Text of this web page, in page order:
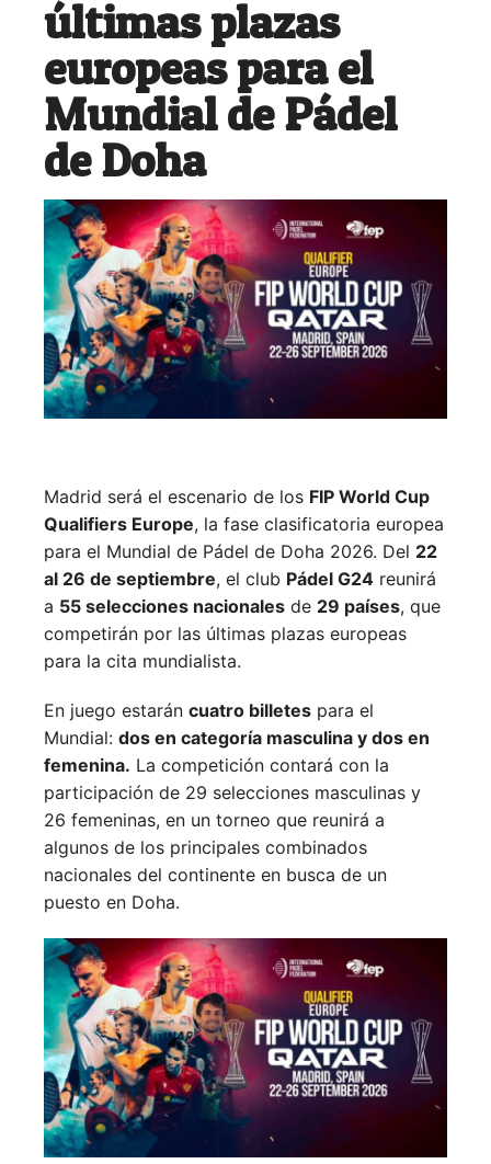
últimas plazas
europeas para el
Mundial de Pádel
de Doha
Madrid será el escenario de los FIP World Cup
Qualifiers Europe, la fase clasificatoria europea
para el Mundial de Pádel de Doha 2026. Del 22
al 26 de septiembre, el club Pádel G24 reunirá
a 55 selecciones nacionales de 29 países, que
competirán por las últimas plazas europeas
para la cita mundialista.
En juego estarán cuatro billetes para el
Mundial: dos en categoría masculina y dos en
femenina. La competición contará con la
participación de 29 selecciones masculinas y
26 femeninas, en un torneo que reunirá a
algunos de los principales combinados
nacionales del continente en busca de un
puesto en Doha.